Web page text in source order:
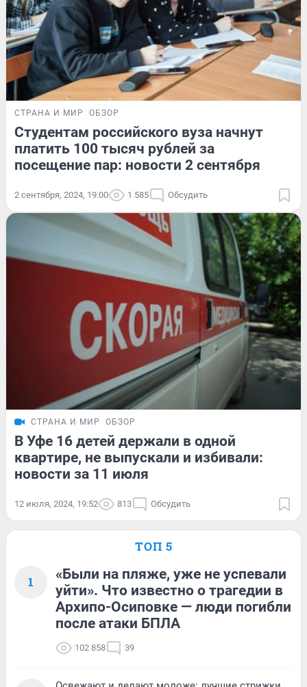
СТРАНА И МИР ОБЗОР
Студентам российского вуза начнут
платить 100 тысяч рублей за
посещение пар: новости 2 сентября
2 сентября, 2024, 19:00 1 585 Обсудить
СТРАНА И МИР ОБЗОР
В Уфе 16 детей держали в одной
квартире, не выпускали и избивали:
новости за 11 июля
12 июля, 2024, 19:52 813 Обсудить
ТОП 5
1
«Были на пляже, уже не успевали
уйти». Что известно о трагедии в
Архипо-Осиповке — люди погибли
после атаки БПЛА
102 858 39